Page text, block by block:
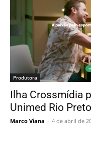
Produtora
Ilha Crossmídia
Unimed Rio Preto
Marco Viana - 4 de abril de